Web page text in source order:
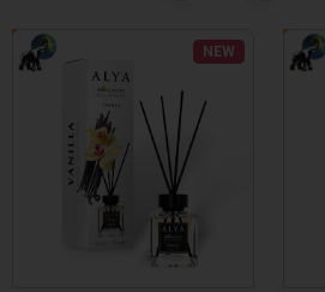
NEW